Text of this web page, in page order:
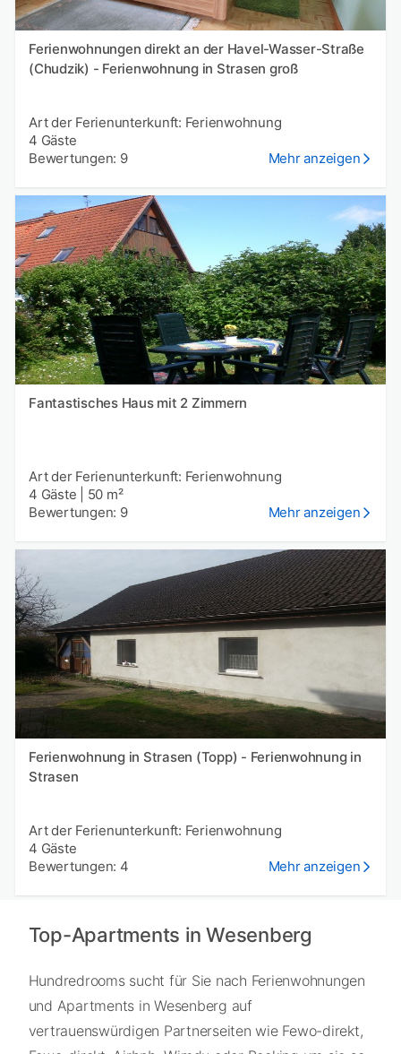
Ferienwohnungen direkt an der Havel-Wasser-Straße
(Chudzik) - Ferienwohnung in Strasen groß
Art der Ferienunterkunft: Ferienwohnung
4 Gäste
Bewertungen: 9
Mehr anzeigen
Fantastisches Haus mit 2 Zimmern
Art der Ferienunterkunft: Ferienwohnung
4 Gäste
50 m²
Bewertungen: 9
Mehr anzeigen
Ferienwohnung in Strasen (Topp) - Ferienwohnung in
Strasen
Art der Ferienunterkunft: Ferienwohnung
4 Gäste
Bewertungen: 4
Mehr anzeigen
Top-Apartments in Wesenberg
Hundredrooms sucht für Sie nach Ferienwohnungen
und Apartments in Wesenberg auf
vertrauenswürdigen Partnerseiten wie Fewo-direkt,